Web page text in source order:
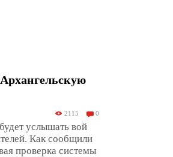
2115 0
услышать вой
Как сообщили
проверка системы